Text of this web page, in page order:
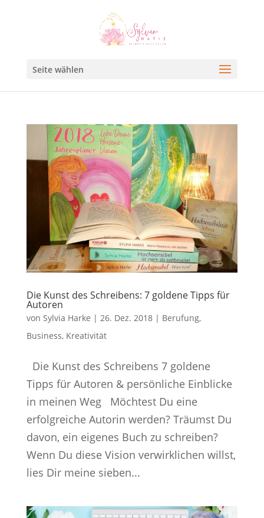
Seite wählen
Die Kunst des Schreibens: 7 goldene Tipps für
Autoren
von Sylvia Harke | 26. Dez. 2018| Berufung,
Business, Kreativität
Die Kunst des Schreibens 7 goldene
Tipps für Autoren & persönliche Einblicke
in meinen Weg Möchtest Du eine
erfolgreiche Autorin werden? Träumst Du
davon, ein eigenes Buch zu schreiben?
Wenn Du diese Vision verwirklichen willst,
lies Dir meine sieben...